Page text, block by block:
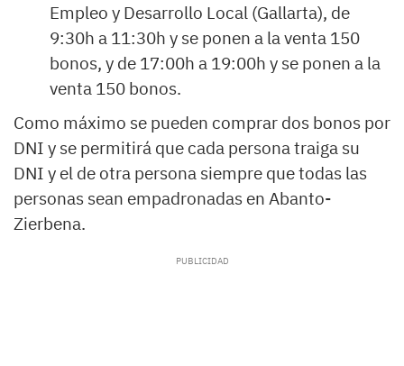
Empleo y Desarrollo Local (Gallarta), de
9:30h a 11:30h y se ponen a la venta 150
bonos, y de 17:00h a 19:00h y se ponen a la
venta 150 bonos.
Como máximo se pueden comprar dos bonos por
DNI y se permitirá que cada persona traiga su
DNI y el de otra persona siempre que todas las
personas sean empadronadas en Abanto-
Zierbena.